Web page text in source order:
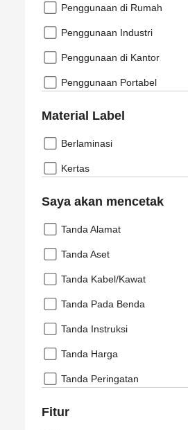
Penggunaan di Rumah
Penggunaan Industri
Penggunaan di Kantor
Penggunaan Portabel
Material Label
Berlaminasi
Kertas
Saya akan mencetak
Tanda Alamat
Tanda Aset
Tanda Kabel/Kawat
Tanda Pada Benda
Tanda Instruksi
Tanda Harga
Tanda Peringatan
Fitur